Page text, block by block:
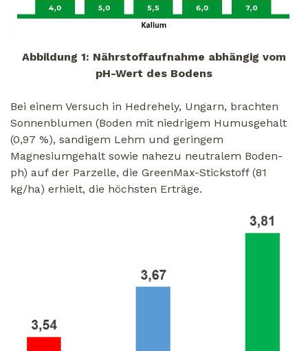
Abbildung 1: Nährstoffaufnahme abhängig vom
pH-Wert des Bodens
Bei einem Versuch in Hedrehely, Ungarn, brachten
Sonnenblumen (Boden mit niedrigem Humusgehalt
(0,97 %), sandigem Lehm und geringem
Magnesiumgehalt sowie nahezu neutralem Boden-
ph) auf der Parzelle, die GreenMax-Stickstoff (81
kg/ha) erhielt, die höchsten Erträge.